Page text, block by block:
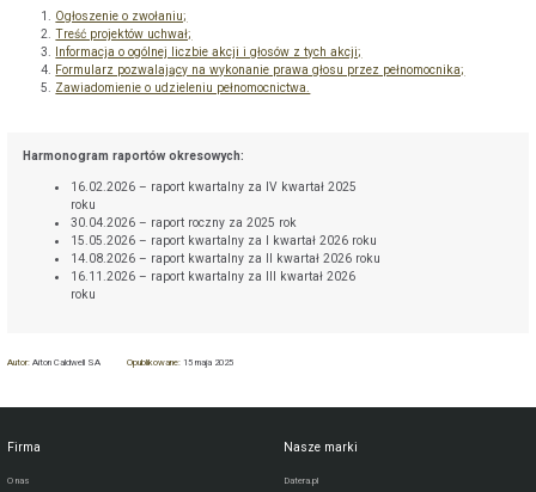
Ogłoszenie o zwołaniu;
Treść projektów uchwał;
Informacja o ogólnej liczbie akcji i głosów z tych akcji;
Formularz pozwalający na wykonanie prawa głosu przez pełnomocnika;
Zawiadomienie o udzieleniu pełnomocnictwa.
Harmonogram raportów okresowych:
16.02.2026 – raport kwartalny za IV kwartał 2025
roku
30.04.2026 – raport roczny za 2025 rok
15.05.2026 – raport kwartalny za I kwartał 2026 roku
14.08.2026 – raport kwartalny za II kwartał 2026 roku
16.11.2026 – raport kwartalny za III kwartał 2026
roku
Autor:Aiton Caldwell SA Opublikowane: 15 maja 2025
Firma
O nas
Nasze marki
Datera.pl